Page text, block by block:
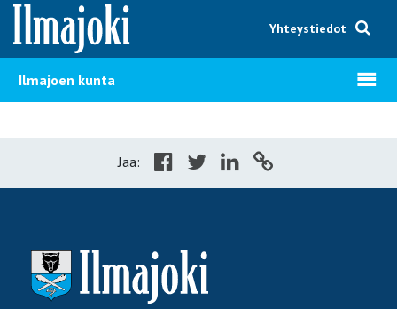
Hyppää sisältöön
Yhteystiedot
Ilmajoen kunta Avaa
Jaa: